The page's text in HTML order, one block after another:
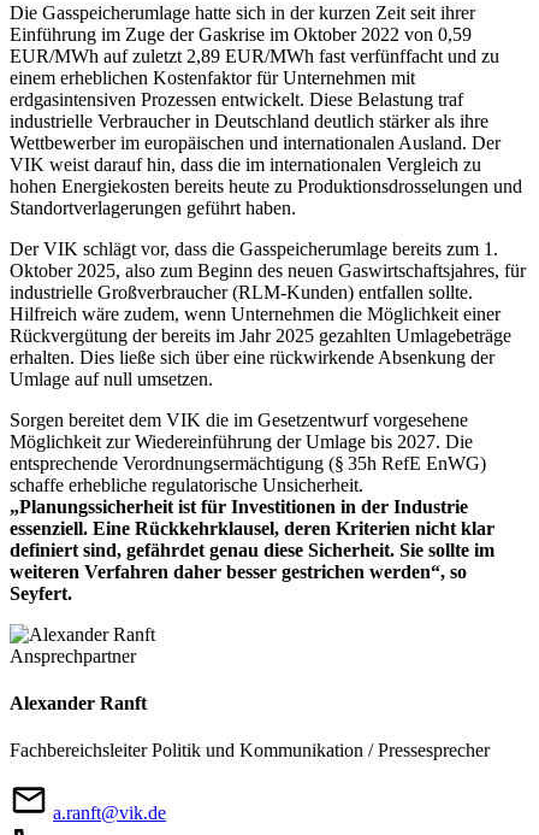
Die Gasspeicherumlage hatte sich in der kurzen Zeit seit ihrer
Einführung im Zuge der Gaskrise im Oktober 2022 von 0,59
EUR/MWh auf zuletzt 2,89 EUR/MWh fast verfünffacht und zu
einem erheblichen Kostenfaktor für Unternehmen mit
erdgasintensiven Prozessen entwickelt. Diese Belastung traf
industrielle Verbraucher in Deutschland deutlich stärker als ihre
Wettbewerber im europäischen und internationalen Ausland. Der
VIK weist darauf hin, dass die im internationalen Vergleich zu
hohen Energiekosten bereits heute zu Produktionsdrosselungen und
Standortverlagerungen geführt haben.
Der VIK schlägt vor, dass die Gasspeicherumlage bereits zum 1.
Oktober 2025, also zum Beginn des neuen Gaswirtschaftsjahres, für
industrielle Großverbraucher (RLM-Kunden) entfallen sollte.
Hilfreich wäre zudem, wenn Unternehmen die Möglichkeit einer
Rückvergütung der bereits im Jahr 2025 gezahlten Umlagebeträge
erhalten. Dies ließe sich über eine rückwirkende Absenkung der
Umlage auf null umsetzen.
Sorgen bereitet dem VIK die im Gesetzentwurf vorgesehene
Möglichkeit zur Wiedereinführung der Umlage bis 2027. Die
entsprechende Verordnungsermächtigung (§ 35h RefE EnWG)
schaffe erhebliche regulatorische Unsicherheit.
„Planungssicherheit ist für Investitionen in der Industrie
essenziell. Eine Rückkehrklausel, deren Kriterien nicht klar
definiert sind, gefährdet genau diese Sicherheit. Sie sollte im
weiteren Verfahren daher besser gestrichen werden“, so
Seyfert.
Ansprechpartner
Alexander Ranft
Fachbereichsleiter Politik und Kommunikation / Pressesprecher
a.ranft@vik.de